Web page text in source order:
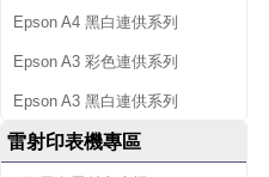
Epson A4 黑白連供系列
Epson A3 彩色連供系列
Epson A3 黑白連供系列
雷射印表機專區